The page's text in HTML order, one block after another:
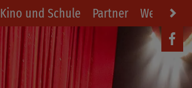
Kino und Schule Partner Werbung